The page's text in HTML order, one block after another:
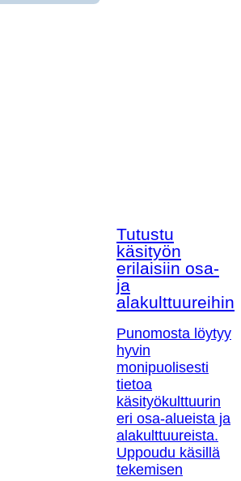
Tutustu
käsityön
erilaisiin osa-
ja
alakulttuureihin!
Punomosta löytyy
hyvin
monipuolisesti
tietoa
käsityökulttuurin
eri osa-alueista ja
alakulttuureista.
Uppoudu käsillä
tekemisen